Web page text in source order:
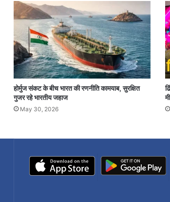
होर्मुज संकट के बीच भारत की रणनीति कामयाब, सुरक्षित
गुजर रहे भारतीय जहाज
May 30, 2026